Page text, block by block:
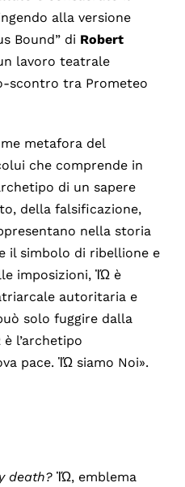
alla versione
Bound” di Robert
lavoro teatrale
scontro tra Prometeo
metafora del
che comprende in
di un sapere
della falsificazione,
nella storia
il simbolo di ribellione e
imposizioni, ἸΏ è
autoritaria e
solo fuggire dalla
l’archetipo
pace. ἸΏ siamo Noi».
death?ἸΏ, emblema